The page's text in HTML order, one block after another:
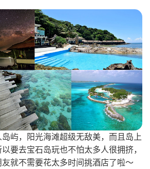
屿，阳光海滩超级无敌美，而且岛上
要去宝石岛玩也不怕太多人很拥挤，
就不需要花太多时间挑酒店了啦～